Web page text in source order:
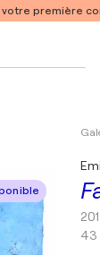
première
43